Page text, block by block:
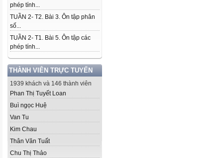
phép tính...
TUẦN 2- T2. Bài 3. Ôn tập phân
số...
TUẦN 2- T1. Bài 5. Ôn tập các
phép tính...
THÀNH VIÊN TRỰC TUYẾN
1939 khách và 146 thành viên
Phan Thị Tuyết Loan
Buì ngọc Huệ
Van Tu
Kim Chau
Thân Văn Tuất
Chu Thị Thảo